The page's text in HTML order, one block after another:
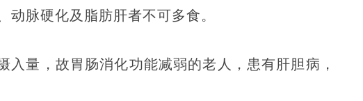
脉硬化及脂肪肝者不可多食。
量，故胃肠消化功能减弱的老人，患有肝胆病，